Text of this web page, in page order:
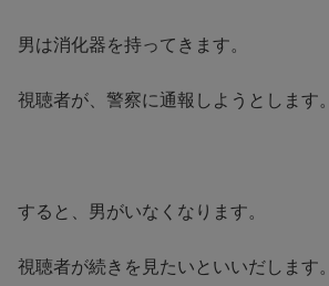
男は消化器を持ってきます。
視聴者が、警察に通報しようとします。
すると、男がいなくなります。
視聴者が続きを見たいといいだします。